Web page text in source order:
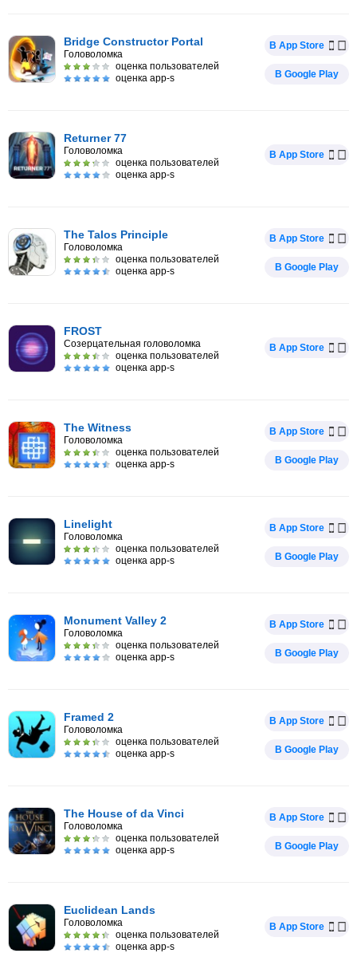
Bridge Constructor Portal
Головоломка
оценка пользователей
оценка app-s
В App Store
В Google Play
Returner 77
Головоломка
оценка пользователей
оценка app-s
В App Store
The Talos Principle
Головоломка
оценка пользователей
оценка app-s
В App Store
В Google Play
FROST
Созерцательная головоломка
оценка пользователей
оценка app-s
В App Store
The Witness
Головоломка
оценка пользователей
оценка app-s
В App Store
В Google Play
Linelight
Головоломка
оценка пользователей
оценка app-s
В App Store
В Google Play
Monument Valley 2
Головоломка
оценка пользователей
оценка app-s
В App Store
В Google Play
Framed 2
Головоломка
оценка пользователей
оценка app-s
В App Store
В Google Play
The House of da Vinci
Головоломка
оценка пользователей
оценка app-s
В App Store
В Google Play
Euclidean Lands
Головоломка
оценка пользователей
оценка app-s
В App Store